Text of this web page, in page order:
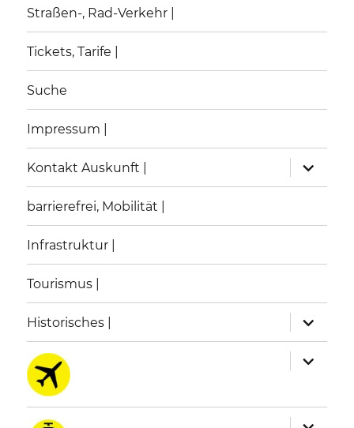
Straßen-, Rad-Verkehr |
Tickets, Tarife |
Suche
Impressum |
Kontakt Auskunft |
anzeigen
anzeigen
barrierefrei, Mobilität |
Infrastruktur |
Tourismus |
Historisches |
anzeigen
anzeigen
anzeigen
anzeigen